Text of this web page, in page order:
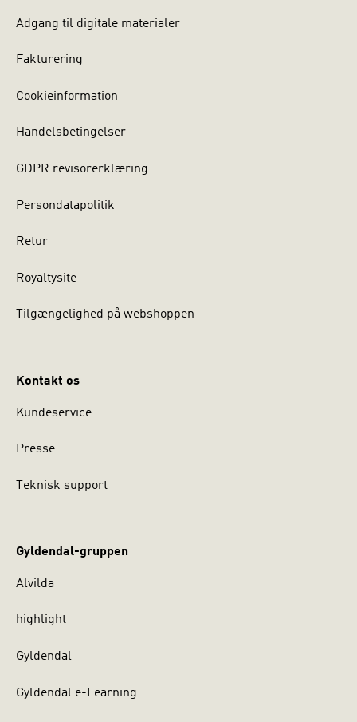
Adgang til digitale materialer
Fakturering
Cookieinformation
Handelsbetingelser
GDPR revisorerklæring
Persondatapolitik
Retur
Royaltysite
Tilgængelighed på webshoppen
Kontakt os
Kundeservice
Presse
Teknisk support
Gyldendal-gruppen
Alvilda
highlight
Gyldendal
Gyldendal e-Learning